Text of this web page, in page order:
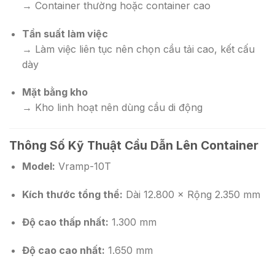
→ Container thường hoặc container cao
Tần suất làm việc
→ Làm việc liên tục nên chọn cầu tải cao, kết cấu
dày
Mặt bằng kho
→ Kho linh hoạt nên dùng cầu di động
Thông Số Kỹ Thuật Cầu Dẫn Lên Container
Model: Vramp-10T
Kích thước tổng thể: Dài 12.800 × Rộng 2.350 mm
Độ cao thấp nhất: 1.300 mm
Độ cao cao nhất: 1.650 mm